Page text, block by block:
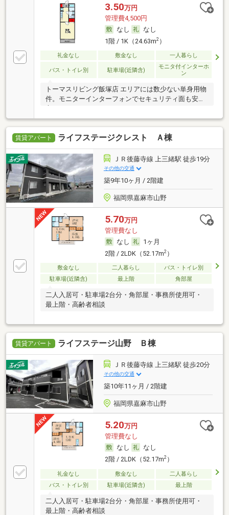
3.50万円
管理費4,500円
なし
なし
1階 / 1K（24.63m2）
礼金なし 敷金なし 一人暮らし
バス・トイレ別 駐車場(近隣含)
モニタ付インターホ
ン
トーマスリビング飯塚店 エリアには数少ない単身用物
件。モニターインターフォンでセキュリティ面も安
賃貸アパート ライフステージクレスト Ａ棟
ＪＲ後藤寺線 上三緒駅 徒歩19分
その他の交通
築9年10ヶ月 / 2階建
福岡県嘉麻市山野
5.70万円
管理費なし
なし
1ヶ月
2階 / 2LDK（52.17m2）
敷金なし 二人暮らし
バス・トイレ別
駐車場(近隣含)
最上階 角部屋
二人入居可・駐車場2台分・角部屋・事務所使用可・
最上階・高齢者相談
賃貸アパート ライフステージ山野 Ｂ棟
ＪＲ後藤寺線 上三緒駅 徒歩20分
その他の交通
築10年11ヶ月 / 2階建
福岡県嘉麻市山野
5.20万円
管理費なし
なし
なし
2階 / 2LDK（52.17m2）
礼金なし 敷金なし
二人暮らし
バス・トイレ別
駐車場(近隣含) 最上階
二人入居可・駐車場2台分・角部屋・事務所使用可・
最上階・高齢者相談